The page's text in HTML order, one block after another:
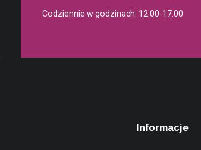
Codziennie w godzinach: 12:00-17:00
Informacje